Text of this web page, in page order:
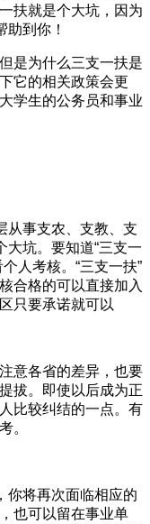
扶就是个大坑，因为
到你！
是为什么三支一扶是
它的相关政策会更
学生的公务员和事业
从事支农、支教、支
大坑。要知道“三支一
人考核。“三支一扶”
合格的可以直接加入
只要承诺就可以
意各省的差异，也要
拔。即使以后成为正
比较纠结的一点。有
。
你将再次面临相应的
也可以留在事业单